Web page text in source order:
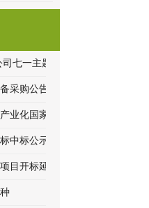
七一主题党
采购公告
业化国家重
中标公示
目开标延期